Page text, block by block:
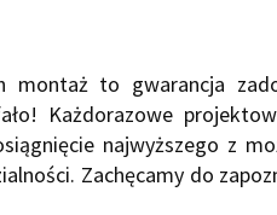
to gwarancja
Każdorazowe
najwyższego z
Zachęcamy do